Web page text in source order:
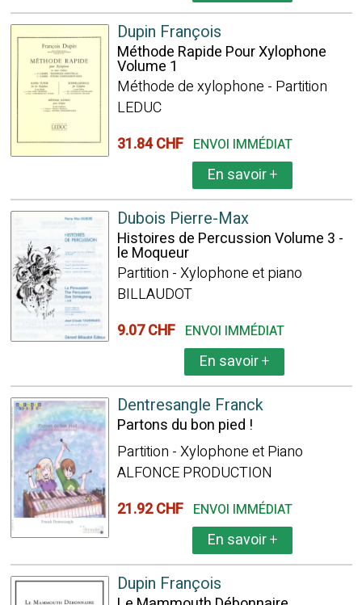
Dupin François
Méthode Rapide Pour Xylophone
Volume 1
Méthode de xylophone - Partition
LEDUC
31.84 CHF ENVOI IMMÉDIAT
En savoir+
Dubois Pierre-Max
Histoires de Percussion Volume 3 -
le Moqueur
Partition - Xylophone et piano
BILLAUDOT
9.07 CHF ENVOI IMMÉDIAT
En savoir+
Dentresangle Franck
Partons du bon pied !
Partition - Xylophone et Piano
ALFONCE PRODUCTION
21.92 CHF ENVOI IMMÉDIAT
En savoir+
Dupin François